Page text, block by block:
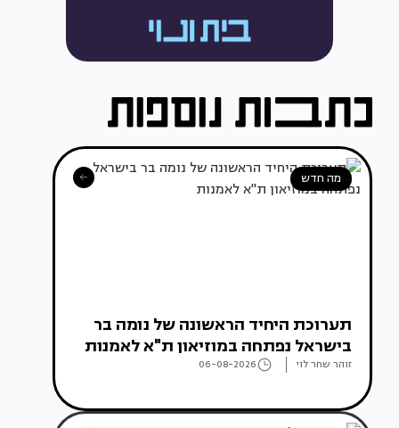
מה חדש
תערוכת היחיד הראשונה של נומה בר
בישראל נפתחה במוזיאון ת"א לאמנות
זוהר שחר לוי 06-08-2026